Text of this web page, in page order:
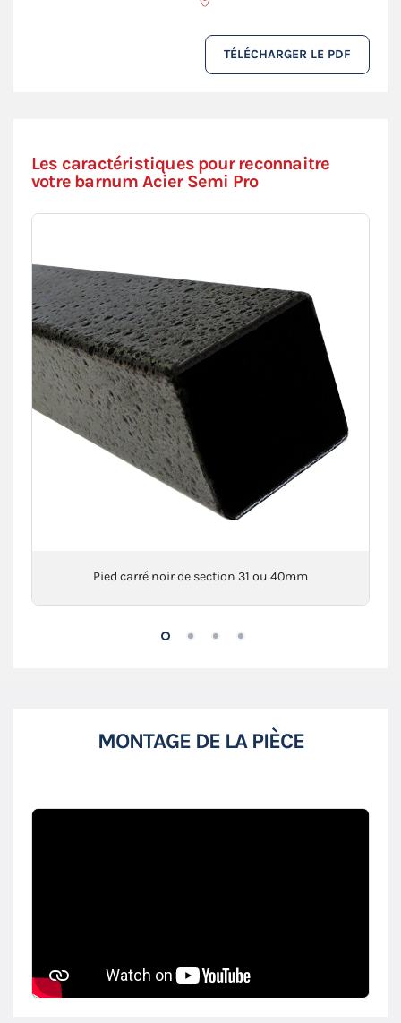
TÉLÉCHARGER LE PDF
Les caractéristiques pour reconnaitre
votre barnum Acier Semi Pro
Pied carré noir de section 31 ou 40mm
MONTAGE DE LA PIÈCE